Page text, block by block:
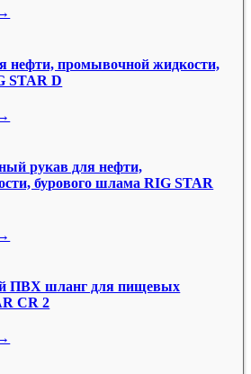
нефти, промывочной жидкости,
STAR D
рукав для нефти,
бурового шлама RIG STAR
ПВХ шланг для пищевых
CR 2